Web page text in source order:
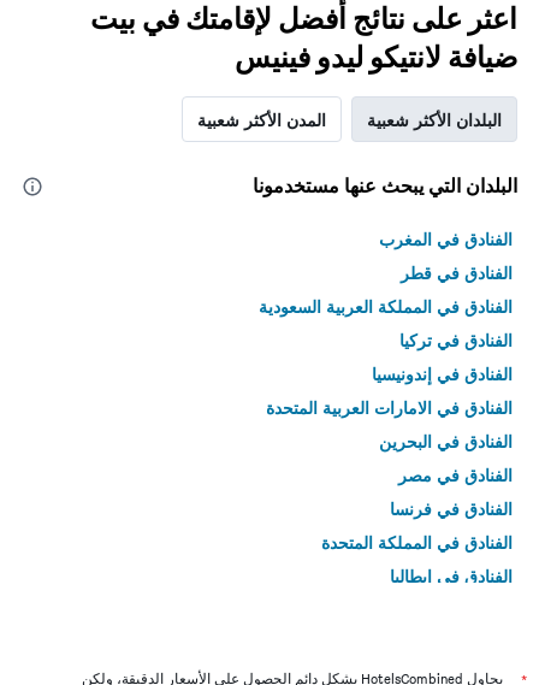
اعثر على نتائج أفضل لإقامتك في بيت
ضيافة لانتيكو ليدو فينيس
البلدان الأكثر شعبية المدن الأكثر شعبية
البلدان التي يبحث عنها مستخدمونا
الفنادق في المغرب
الفنادق في قطر
الفنادق في المملكة العربية السعودية
الفنادق في تركيا
الفنادق في إندونيسيا
الفنادق في الامارات العربية المتحدة
الفنادق في البحرين
الفنادق في مصر
الفنادق في فرنسا
الفنادق في المملكة المتحدة
الفنادق في إيطاليا
يحاول HotelsCombined بشكل دائم الحصول على الأسعار الدقيقة، ولكن